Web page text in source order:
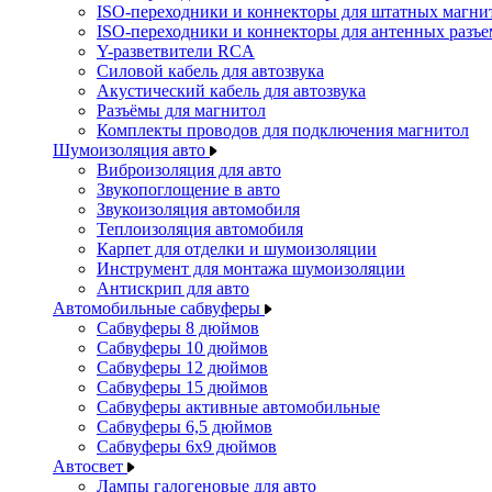
ISO-переходники и коннекторы для штатных
ISO-переходники и коннекторы для антенных
Y-разветвители RCA
Силовой кабель для автозвука
Акустический кабель для автозвука
Разъёмы для магнитол
Комплекты проводов для подключения магнитол
Шумоизоляция авто
Виброизоляция для авто
Звукопоглощение в авто
Звукоизоляция автомобиля
Теплоизоляция автомобиля
Карпет для отделки и шумоизоляции
Инструмент для монтажа шумоизоляции
Антискрип для авто
Автомобильные сабвуферы
Сабвуферы 8 дюймов
Сабвуферы 10 дюймов
Сабвуферы 12 дюймов
Сабвуферы 15 дюймов
Сабвуферы активные автомобильные
Сабвуферы 6,5 дюймов
Сабвуферы 6x9 дюймов
Автосвет
Лампы галогеновые для авто